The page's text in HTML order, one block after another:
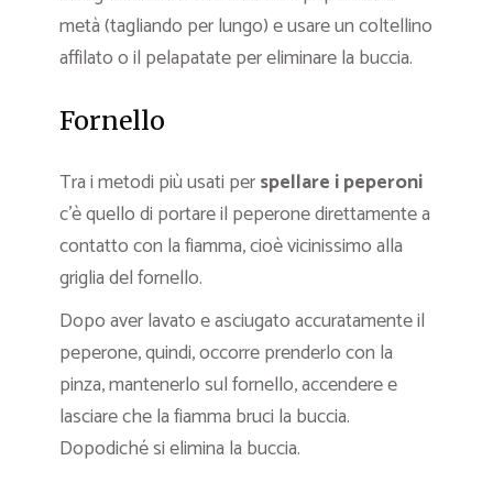
metà (tagliando per lungo) e usare un coltellino
affilato o il pelapatate per eliminare la buccia.
Fornello
Tra i metodi più usati perspellare i peperoni
c’è quello di portare il peperone direttamente a
contatto con la fiamma, cioè vicinissimo alla
griglia del fornello.
Dopo aver lavato e asciugato accuratamente il
peperone, quindi, occorre prenderlo con la
pinza, mantenerlo sul fornello, accendere e
lasciare che la fiamma bruci la buccia.
Dopodiché si elimina la buccia.